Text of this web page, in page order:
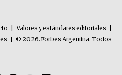
Valores y estándares editoriales
© 2026. Forbes Argentina. Todos